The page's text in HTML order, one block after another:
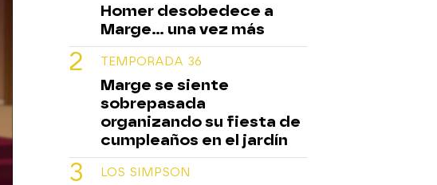
Homer desobedece a
Marge... una vez más
TEMPORADA 36
Marge se siente
sobrepasada
organizando su fiesta de
cumpleaños en el jardín
LOS SIMPSON